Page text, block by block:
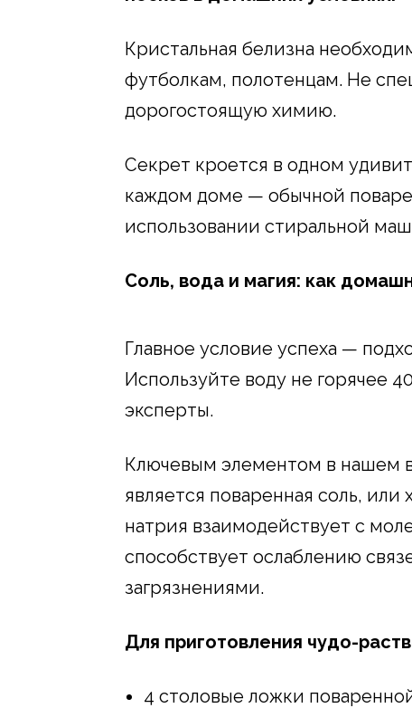
Кристальная белизна
футболкам, полотенцам. Не
дорогостоящую химию.
Секрет кроется в одном
каждом доме — обычной
использовании стиральной
Соль, вода и магия: как
Главное условие успеха —
Используйте воду не горячее
эксперты.
Ключевым элементом в нашем
является поваренная соль,
натрия взаимодействует с
способствует ослаблению
загрязнениями.
Для приготовления чудо-
4 столовые ложки